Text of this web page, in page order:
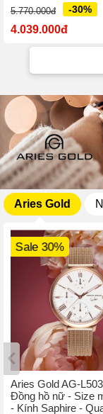
5.770.000đ -30%
4.039.000đ
Aries Gold
Sale 30%
Aries Gold AG-
Đồng hồ nữ - Size
- Kính Saphire -